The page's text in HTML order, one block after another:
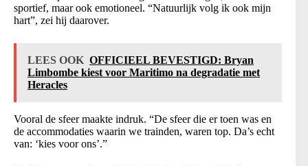
sportief, maar ook emotioneel. “Natuurlijk volg ik ook mijn
hart”, zei hij daarover.
LEES OOK OFFICIEEL BEVESTIGD: Bryan
Limbombe kiest voor Maritimo na degradatie met
Heracles
Vooral de sfeer maakte indruk. “De sfeer die er toen was en
de accommodaties waarin we trainden, waren top. Da’s echt
van: ‘kies voor ons’.”